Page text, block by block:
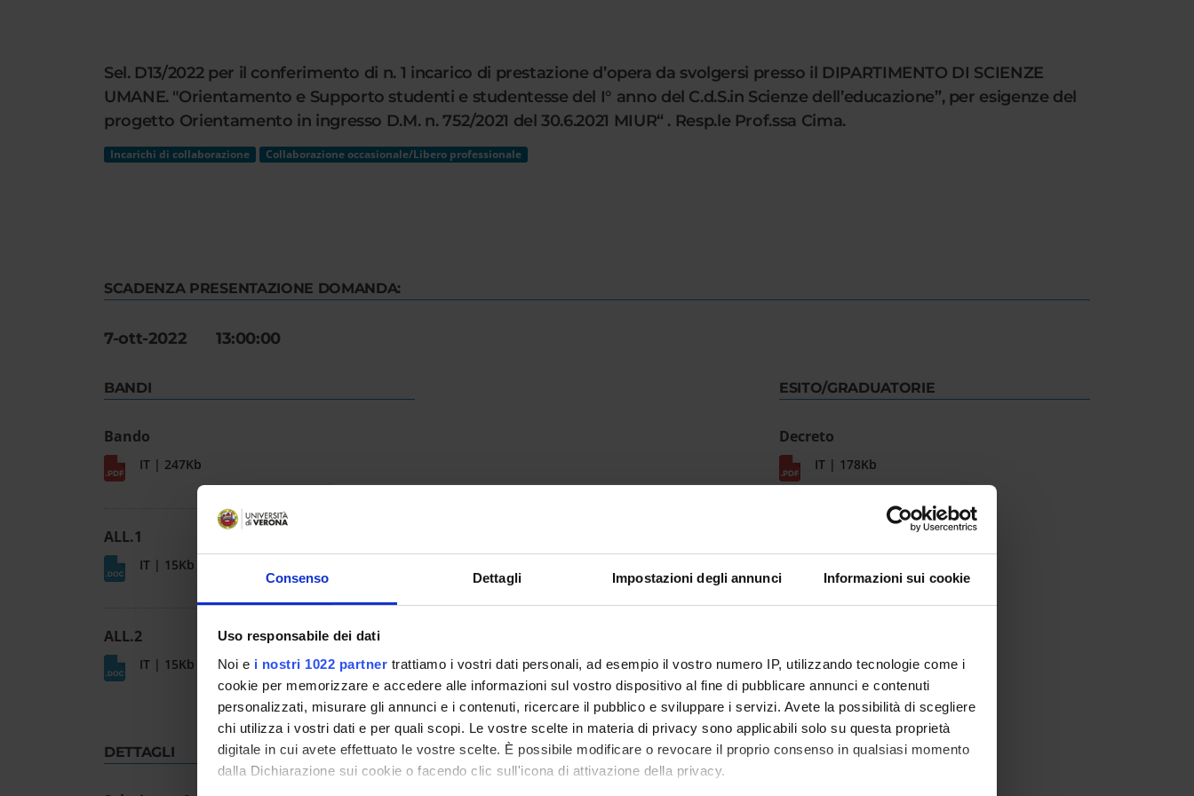
Consenso Dettagli Impostazioni degli annunci Informazioni sui cookie
Uso responsabile dei dati
Noi e i nostri 1022 partner trattiamo i vostri dati personali, ad esempio il vostro numero IP, utilizzando tecnologie come i
cookie per memorizzare e accedere alle informazioni sul vostro dispositivo al fine di pubblicare annunci e contenuti
personalizzati, misurare gli annunci e i contenuti, ricercare il pubblico e sviluppare i servizi. Avete la possibilità di scegliere
chi utilizza i vostri dati e per quali scopi. Le vostre scelte in materia di privacy sono applicabili solo su questa proprietà
digitale in cui avete effettuato le vostre scelte. È possibile modificare o revocare il proprio consenso in qualsiasi momento
dalla Dichiarazione sui cookie o facendo clic sull'icona di attivazione della privacy.
Sel. D13/2022 per il conferimento di n. 1 incarico di prestazione d’opera da svolgersi presso il DIPARTIMENTO DI SCIENZE
UMANE. "Orientamento e Supporto studenti e studentesse del I° anno del C.d.S.in Scienze dell’educazione”, per esigenze del
progetto Orientamento in ingresso D.M. n. 752/2021 del 30.6.2021 MIUR“ . Resp.le Prof.ssa Cima.
Incarichi di collaborazione Collaborazione occasionale/Libero professionale
SCADENZA PRESENTAZIONE DOMANDA:
7-ott-2022 13:00:00
BANDI
Bando
IT | 247Kb
ALL.1
IT | 15Kb
ALL.2
IT | 15Kb
DETTAGLI
ESITO/GRADUATORIE
Decreto
IT | 178Kb